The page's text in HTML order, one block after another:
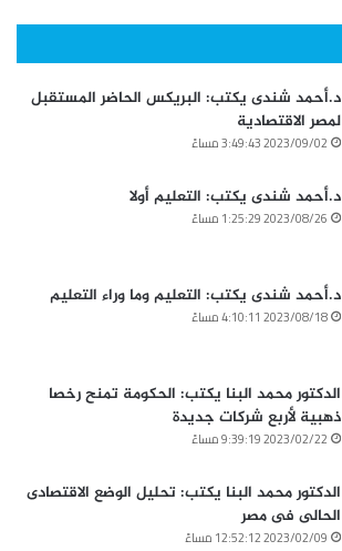
د.أحمد شندى يكتب: البريكس الحاضر المستقبل
لمصر الاقتصادية
2023/09/02 3:49:43 مساءً
د.أحمد شندى يكتب: التعليم أولا
2023/08/26 1:25:29 مساءً
د.أحمد شندى يكتب: التعليم وما وراء التعليم
2023/08/18 4:10:11 مساءً
الدكتور محمد البنا يكتب: الحكومة تمنح رخصا
ذهبية لأربع شركات جديدة
2023/02/22 9:39:19 مساءً
الدكتور محمد البنا يكتب: تحليل الوضع الاقتصادى
الحالى فى مصر
2023/02/09 12:52:12 مساءً